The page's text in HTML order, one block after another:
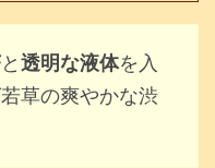
と透明な液体を入
草の爽やかな渋